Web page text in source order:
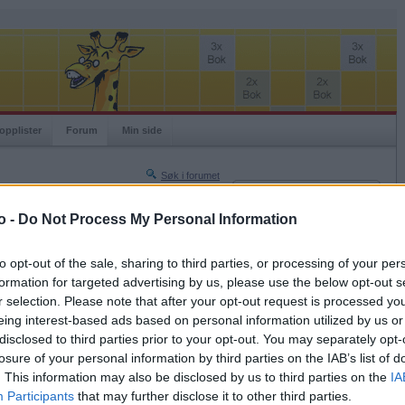
- Do Not Process My Personal Information
opt-out of the sale, sharing to third parties, or processing of your
for targeted advertising by us, please use the below opt-out
selection. Please note that after your opt-out request is processed
interest-based ads based on personal information utilized by us
to third parties prior to your opt-out. You may separately
of your personal information by third parties on the IAB’s list of
This information may also be disclosed by us to third parties on the
Participants that may further disclose it to other third parties.
Forum Min side
Søk i forumet
2018-08-11 12:25
Brukernavn
Logg inn
Glemt ditt passord?
Få ny aktiveringslenke